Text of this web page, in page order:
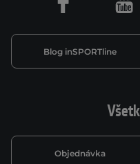
Objednávka
Blog inSPORTline
Facebook